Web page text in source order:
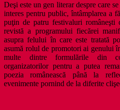
Deşi este un gen literar despre care
interes pentru public, întâmplarea a
puţin de patru festivaluri româneşti
revistă a programului fiecărei
asupra felului în care este tratată
asumă rolul de promotori ai genului
multe dintre formulările din
organizatorilor pentru a putea
poezia românească până la
evenimente pornind de la diferite